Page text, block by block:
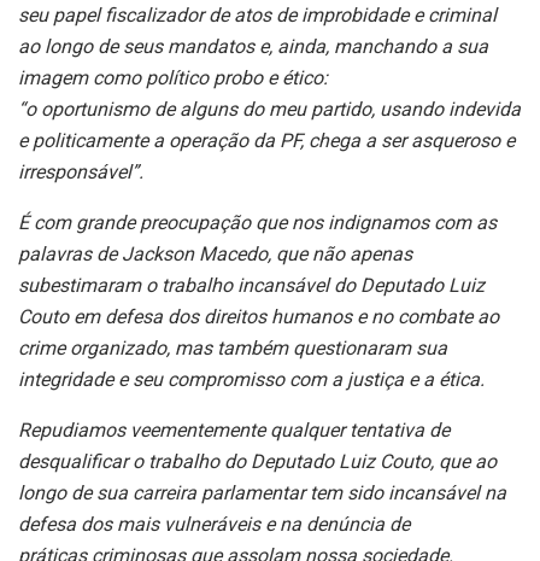
seu papel fiscalizador de atos de improbidade e criminal
ao longo de seus mandatos e, ainda, manchando a sua
imagem como político probo e ético:
“o oportunismo de alguns do meu partido, usando indevida
e politicamentea operação da PF, chega a ser asqueroso e
irresponsável”.
É com grande preocupação que nos indignamos com as
palavras de Jackson Macedo, que não apenas
subestimaram o trabalho incansável do Deputado Luiz
Couto em defesa dos direitos humanos e no combate ao
crimeorganizado, mas também questionaram sua
integridade e seu compromisso com a justiça e a ética.
Repudiamos veementemente qualquer tentativa de
desqualificar o trabalho do Deputado Luiz Couto, que ao
longo de sua carreira parlamentar tem sido incansável na
defesa dos mais vulneráveis e na denúncia de
práticas criminosas que assolam nossa sociedade.